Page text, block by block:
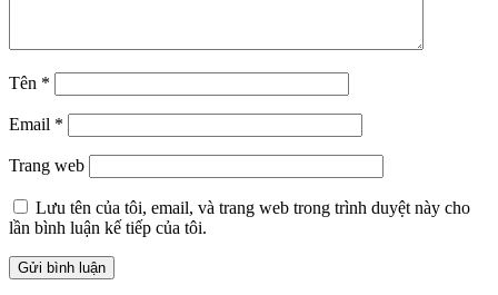
Tên *
Email *
Trang web
Lưu tên của tôi, email, và trang web trong trình duyệt này cho
lần bình luận kế tiếp của tôi.